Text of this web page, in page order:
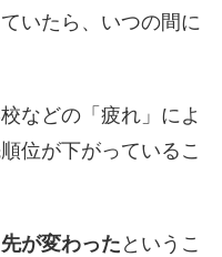
いたら、いつの間に
などの「疲れ」によ
位が下がっているこ
が変わったというこ